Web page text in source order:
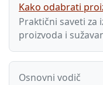
Kako odabrati
Praktični saveti za
proizvoda i
Osnovni vodič